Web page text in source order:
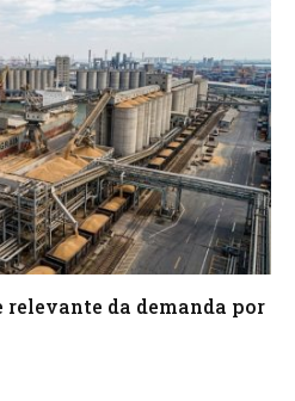
da demanda por